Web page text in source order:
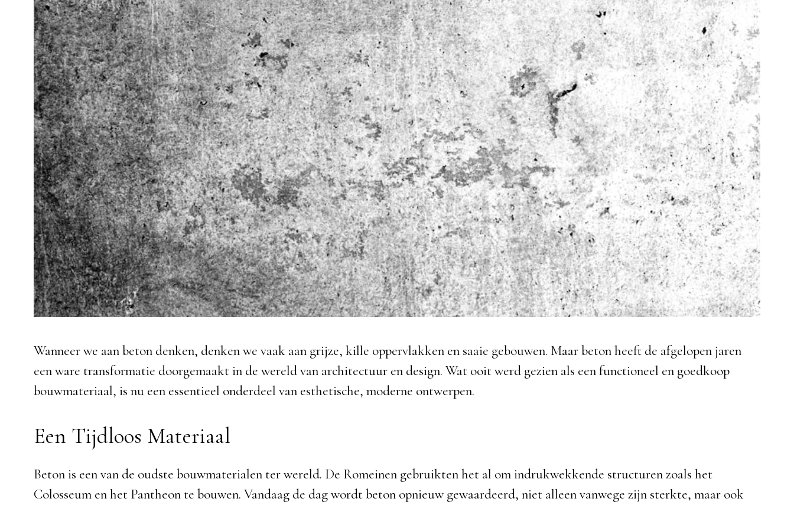
Wanneer we aan beton denken, denken we vaak aan grijze, kille oppervlakken en saaie gebouwen. Maar beton heeft de afgelopen jaren
een ware transformatie doorgemaakt in de wereld van architectuur en design. Wat ooit werd gezien als een functioneel en goedkoop
bouwmateriaal, is nu een essentieel onderdeel van esthetische, moderne ontwerpen.
Een Tijdloos Materiaal
Beton is een van de oudste bouwmaterialen ter wereld. De Romeinen gebruikten het al om indrukwekkende structuren zoals het
Colosseum en het Pantheon te bouwen. Vandaag de dag wordt beton opnieuw gewaardeerd, niet alleen vanwege zijn sterkte, maar ook